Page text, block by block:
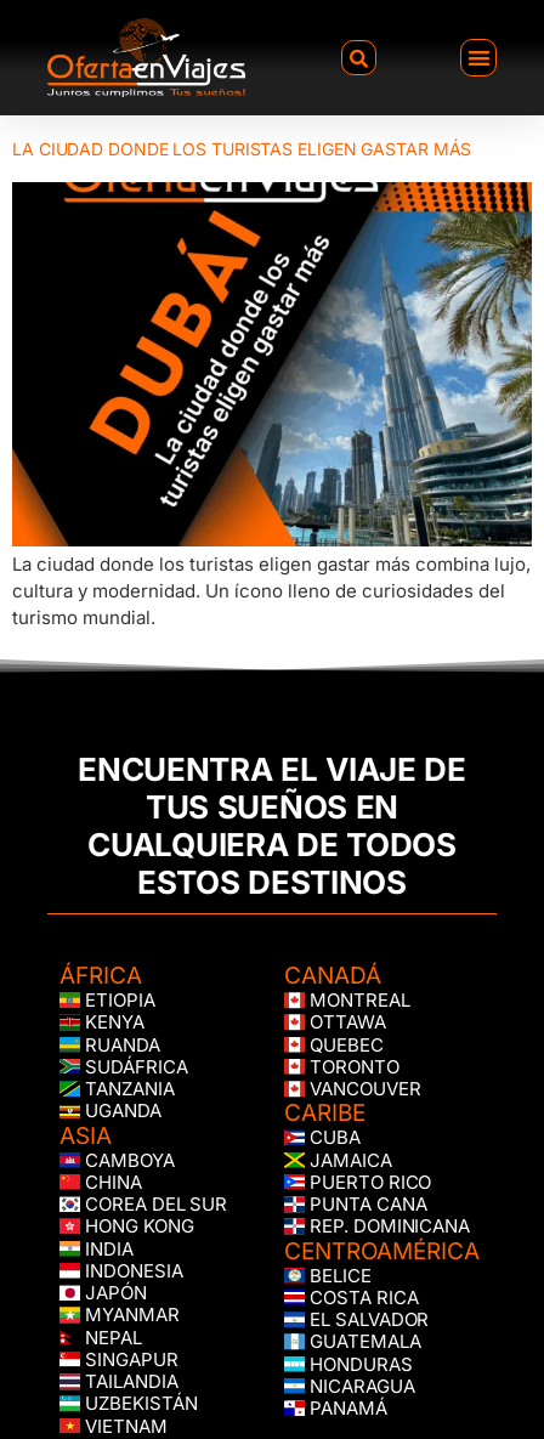
LA CIUDAD DONDE LOS TURISTAS ELIGEN GASTAR MÁS
La ciudad donde los turistas eligen gastar más combina lujo,
cultura y modernidad. Un ícono lleno de curiosidades del
turismo mundial.
ENCUENTRA EL VIAJE DE
TUS SUEÑOS EN
CUALQUIERA DE TODOS
ESTOS DESTINOS
ÁFRICA
ETIOPIA
KENYA
RUANDA
SUDÁFRICA
TANZANIA
UGANDA
ASIA
CAMBOYA
CHINA
COREA DEL SUR
HONG KONG
INDIA
INDONESIA
JAPÓN
MYANMAR
NEPAL
SINGAPUR
TAILANDIA
UZBEKISTÁN
VIETNAM
CANADÁ
MONTREAL
OTTAWA
QUEBEC
TORONTO
VANCOUVER
CARIBE
CUBA
JAMAICA
PUERTO RICO
PUNTA CANA
REP. DOMINICANA
CENTROAMÉRICA
BELICE
COSTA RICA
EL SALVADOR
GUATEMALA
HONDURAS
NICARAGUA
PANAMÁ